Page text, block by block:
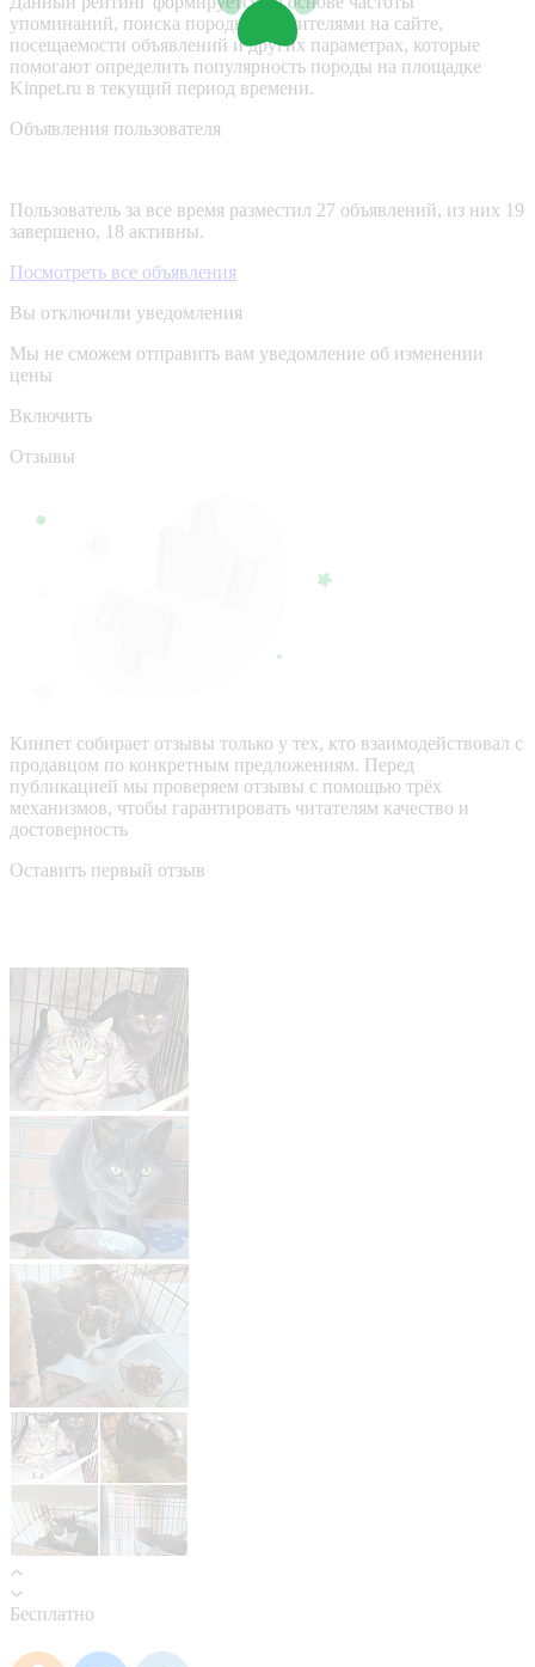
упоминаний, поиска породы посетителями на сайте,
посещаемости объявлений и других параметрах, которые
помогают определить популярность породы на площадке
Kinpet.ru в текущий период времени.
Объявления пользователя
Пользователь за все время разместил 27 объявлений, из них 19
завершено, 18 активны.
Посмотреть все объявления
Вы отключили уведомления
Мы не сможем отправить вам уведомление об изменении
цены
Включить
Отзывы
Кинпет собирает отзывы только у тех, кто взаимодействовал с
продавцом по конкретным предложениям. Перед
публикацией мы проверяем отзывы с помощью трёх
механизмов, чтобы гарантировать читателям качество и
достоверность
Оставить первый отзыв
Бесплатно